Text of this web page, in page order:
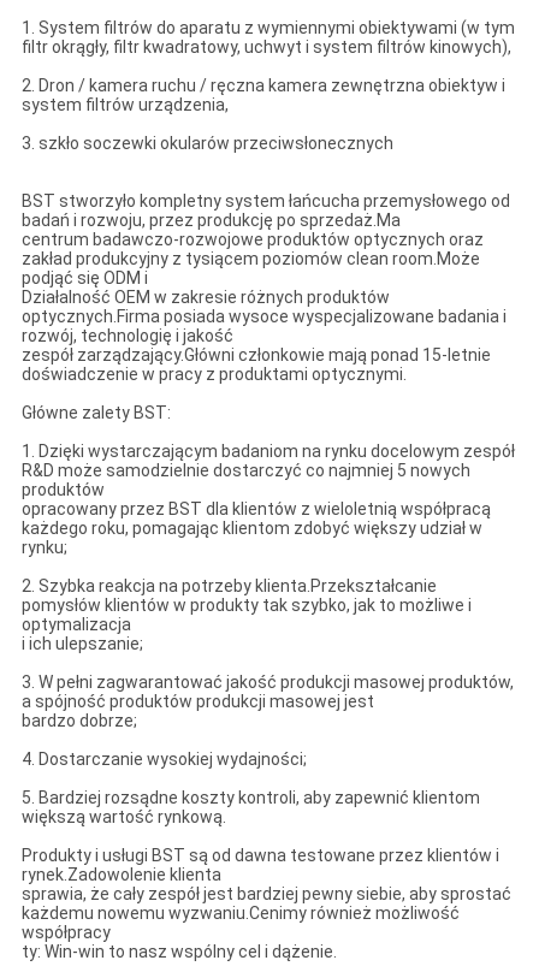
1. System filtrów do aparatu z wymiennymi obiektywami (w tym
filtr okrągły, filtr kwadratowy, uchwyt i system filtrów kinowych),
2. Dron / kamera ruchu / ręczna kamera zewnętrzna obiektyw i
system filtrów urządzenia,
3. szkło soczewki okularów przeciwsłonecznych
BST stworzyło kompletny system łańcucha przemysłowego od
badań i rozwoju, przez produkcję po sprzedaż.Ma
centrum badawczo-rozwojowe produktów optycznych oraz
zakład produkcyjny z tysiącem poziomów clean room.Może
podjąć się ODM i
Działalność OEM w zakresie różnych produktów
optycznych.Firma posiada wysoce wyspecjalizowane badania i
rozwój, technologię i jakość
zespół zarządzający.Główni członkowie mają ponad 15-letnie
doświadczenie w pracy z produktami optycznymi.
Główne zalety BST:
1. Dzięki wystarczającym badaniom na rynku docelowym zespół
R&D może samodzielnie dostarczyć co najmniej 5 nowych
produktów
opracowany przez BST dla klientów z wieloletnią współpracą
każdego roku, pomagając klientom zdobyć większy udział w
rynku;
2. Szybka reakcja na potrzeby klienta.Przekształcanie
pomysłów klientów w produkty tak szybko, jak to możliwe i
optymalizacja
i ich ulepszanie;
3. W pełni zagwarantować jakość produkcji masowej produktów,
a spójność produktów produkcji masowej jest
bardzo dobrze;
4. Dostarczanie wysokiej wydajności;
5. Bardziej rozsądne koszty kontroli, aby zapewnić klientom
większą wartość rynkową.
Produkty i usługi BST są od dawna testowane przez klientów i
rynek.Zadowolenie klienta
sprawia, że ​​cały zespół jest bardziej pewny siebie, aby sprostać
każdemu nowemu wyzwaniu.Cenimy również możliwość
współpracy
ty: Win-win to nasz wspólny cel i dążenie.